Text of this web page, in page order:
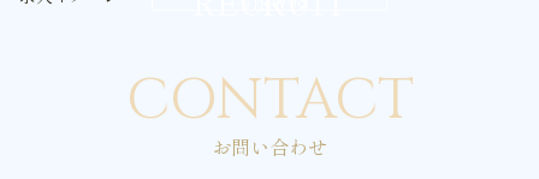
CONTACT
お問い合わせ